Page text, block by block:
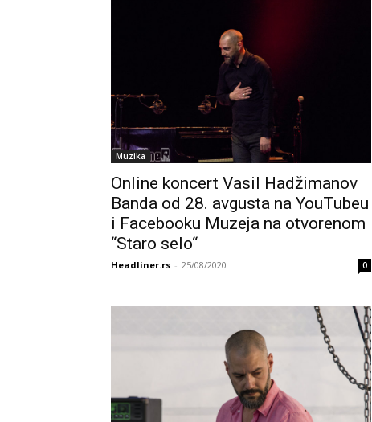
Muzika
Online koncert Vasil Hadžimanov
Banda od 28. avgusta na YouTubeu
i Facebooku Muzeja na otvorenom
“Staro selo“
Headliner.rs - 25/08/2020 0